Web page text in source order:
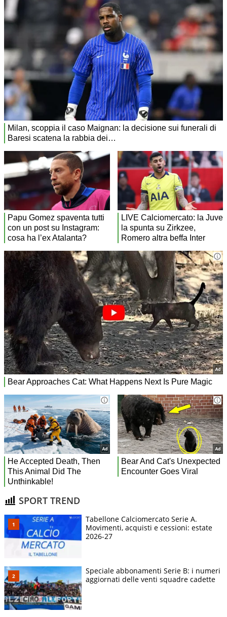
SPORT TREND
Tabellone Calciomercato Serie A.
Movimenti, acquisti e cessioni: estate
2026-27
Speciale abbonamenti Serie B: i numeri
aggiornati delle venti squadre cadette